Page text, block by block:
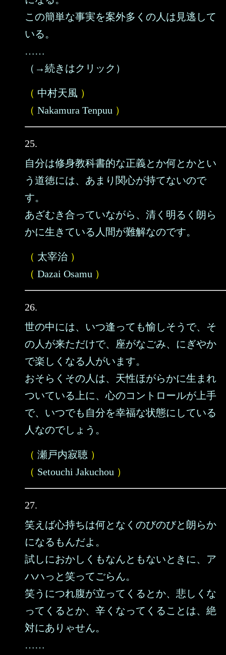
この簡単な事実を案外多くの人は見逃して
いる。
……
（→続きはクリック）
（ 中村天風 ）
（ Nakamura Tenpuu ）
25.
自分は修身教科書的な正義とか何とかとい
う道徳には、あまり関心が持てないので
す。
あざむき合っていながら、清く明るく朗ら
かに生きている人間が難解なのです。
（ 太宰治 ）
（ Dazai Osamu ）
26.
世の中には、いつ逢っても愉しそうで、そ
の人が来ただけで、座がなごみ、にぎやか
で楽しくなる人がいます。
おそらくその人は、天性ほがらかに生まれ
ついている上に、心のコントロールが上手
で、いつでも自分を幸福な状態にしている
人なのでしょう。
（ 瀬戸内寂聴 ）
（ Setouchi Jakuchou ）
27.
笑えば心持ちは何となくのびのびと朗らか
になるもんだよ。
試しにおかしくもなんともないときに、ア
ハハっと笑ってごらん。
笑うにつれ腹が立ってくるとか、悲しくな
ってくるとか、辛くなってくることは、絶
対にありゃせん。
……